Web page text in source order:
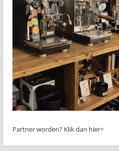
Partner worden? Klik dan hier>